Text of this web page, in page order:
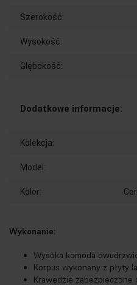
Szerokość:
Wysokość:
Głębokość:
Dodatkowe informacje:
Kolekcja:
Model:
Kolor:
Wykonanie:
Wysoka komoda
Korpus wykonany z płyty
Krawędzie zabezpieczone